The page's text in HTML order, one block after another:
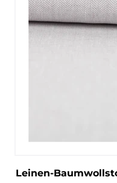
Leinen-